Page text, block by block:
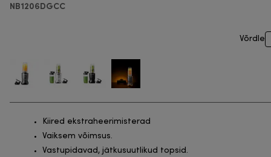
NB1206DGCC
Võrdle
Kiired ekstraheerimisterad
Vaiksem võimsus.
Vastupidavad, jätkusuutlikud topsid.